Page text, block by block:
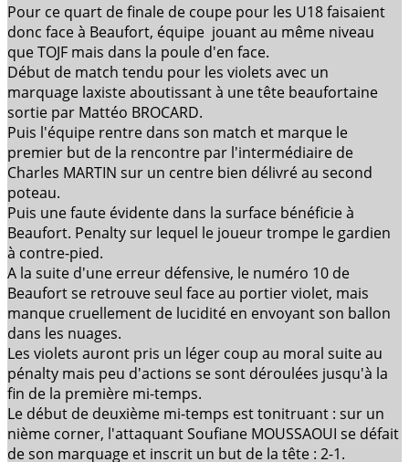
Pour ce quart de finale de coupe pour les U18 faisaient
donc face à Beaufort, équipe jouant au même niveau
que TOJF mais dans la poule d'en face.
Début de match tendu pour les violets avec un
marquage laxiste aboutissant à une tête beaufortaine
sortie par Mattéo BROCARD.
Puis l'équipe rentre dans son match et marque le
premier but de la rencontre par l'intermédiaire de
Charles MARTIN sur un centre bien délivré au second
poteau.
Puis une faute évidente dans la surface bénéficie à
Beaufort. Penalty sur lequel le joueur trompe le gardien
à contre-pied.
A la suite d'une erreur défensive, le numéro 10 de
Beaufort se retrouve seul face au portier violet, mais
manque cruellement de lucidité en envoyant son ballon
dans les nuages.
Les violets auront pris un léger coup au moral suite au
pénalty mais peu d'actions se sont déroulées jusqu'à la
fin de la première mi-temps.
Le début de deuxième mi-temps est tonitruant : sur un
nième corner, l'attaquant Soufiane MOUSSAOUI se défait
de son marquage et inscrit un but de la tête : 2-1.